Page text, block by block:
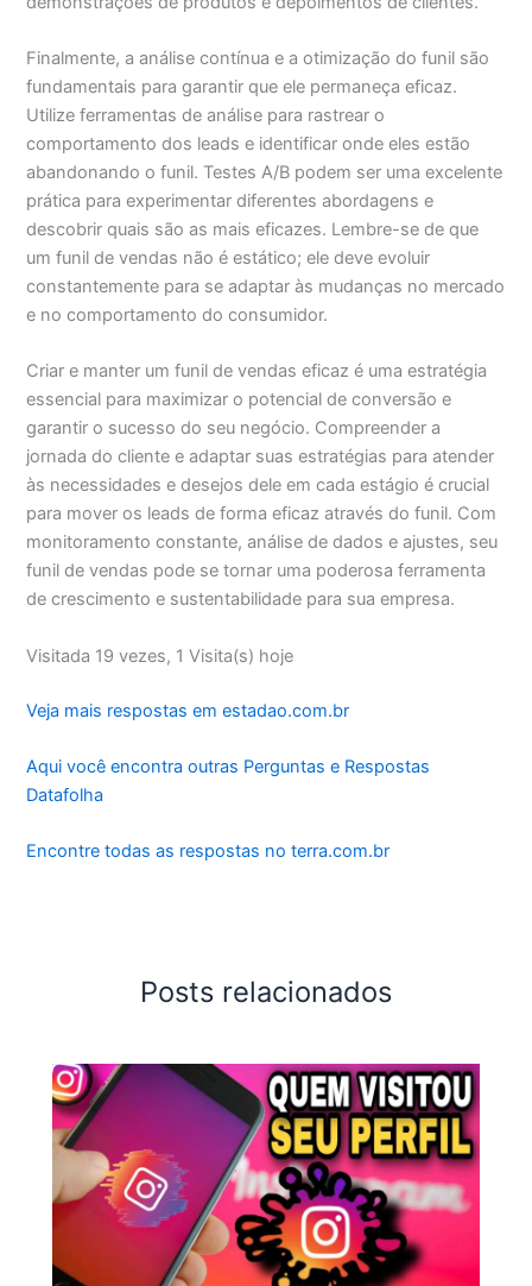
Finalmente, a análise contínua e a otimização do funil são
fundamentais para garantir que ele permaneça eficaz.
Utilize ferramentas de análise para rastrear o
comportamento dos leads e identificar onde eles estão
abandonando o funil. Testes A/B podem ser uma excelente
prática para experimentar diferentes abordagens e
descobrir quais são as mais eficazes. Lembre-se de que
um funil de vendas não é estático; ele deve evoluir
constantemente para se adaptar às mudanças no mercado
e no comportamento do consumidor.
Criar e manter um funil de vendas eficaz é uma estratégia
essencial para maximizar o potencial de conversão e
garantir o sucesso do seu negócio. Compreender a
jornada do cliente e adaptar suas estratégias para atender
às necessidades e desejos dele em cada estágio é crucial
para mover os leads de forma eficaz através do funil. Com
monitoramento constante, análise de dados e ajustes, seu
funil de vendas pode se tornar uma poderosa ferramenta
de crescimento e sustentabilidade para sua empresa.
Visitada 19 vezes, 1 Visita(s) hoje
Veja mais respostas em estadao.com.br
Aqui você encontra outras Perguntas e Respostas
Datafolha
Encontre todas as respostas no terra.com.br
Posts relacionados